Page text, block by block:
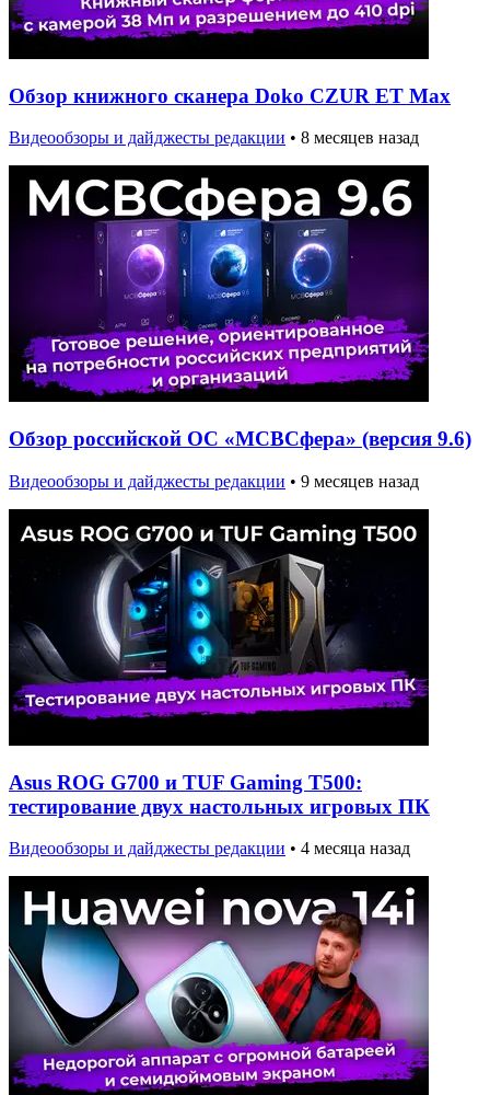
Обзор книжного сканера Doko CZUR ET Max
Видеообзоры и дайджесты редакции • 8 месяцев назад
Обзор российской ОС «МСВСфера» (версия 9.6)
Видеообзоры и дайджесты редакции • 9 месяцев назад
Asus ROG G700 и TUF Gaming T500:
тестирование двух настольных игровых ПК
Видеообзоры и дайджесты редакции • 4 месяца назад